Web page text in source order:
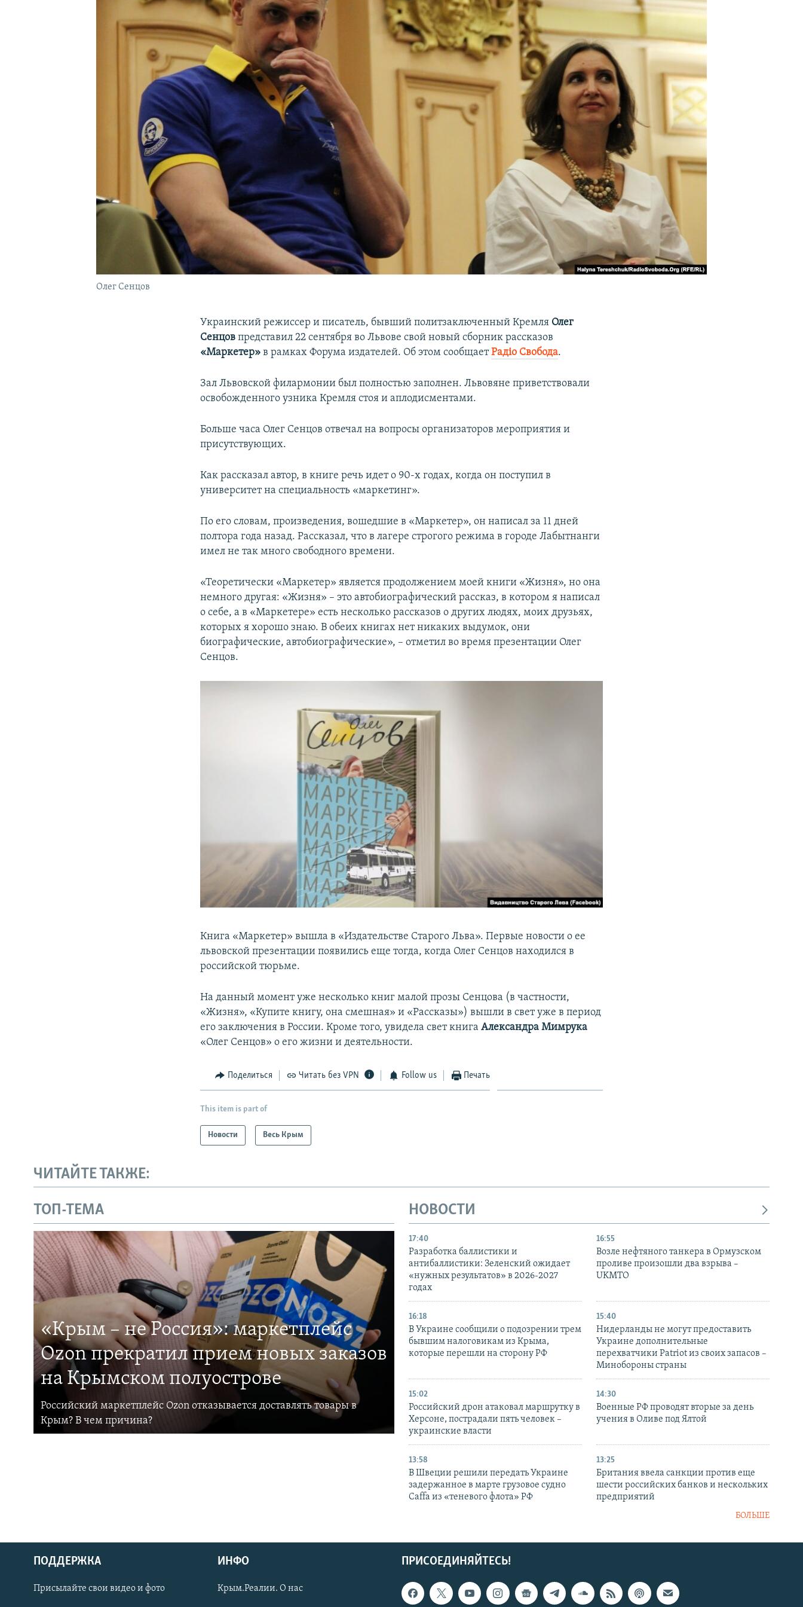
Українською
Олег Сенцов
Украинский режиссер и писатель, бывший политзаключенный Кремля Олег
Сенцов представил 22 сентября во Львове свой новый сборник рассказов
«Маркетер» в рамках Форума издателей. Об этом сообщаетРадіо Свобода.
Зал Львовской филармонии был полностью заполнен. Львовяне приветствовали
освобожденного узника Кремля стоя и аплодисментами.
Больше часа Олег Сенцов отвечал на вопросы организаторов мероприятия и
присутствующих.
Как рассказал автор, в книге речь идет о 90-х годах, когда он поступил в
университет на специальность «маркетинг».
По его словам, произведения, вошедшие в «Маркетер», он написал за 11 дней
полтора года назад. Рассказал, что в лагере строгого режима в городе Лабытнанги
имел не так много свободного времени.
«Теоретически «Маркетер» является продолжением моей книги «Жизня», но она
немного другая: «Жизня» – это автобиографический рассказ, в котором я написал
о себе, а в «Маркетере» есть несколько рассказов о других людях, моих друзьях,
которых я хорошо знаю. В обеих книгах нет никаких выдумок, они
биографические, автобиографические», – отметил во время презентации Олег
Сенцов.
Книга «Маркетер» вышла в «Издательстве Cтарого Льва». Первые новости о ее
львовской презентации появились еще тогда, когда Олег Сенцов находился в
российской тюрьме.
На данный момент уже несколько книг малой прозы Сенцова (в частности,
«Жизня», «Купите книгу, она смешная» и «Рассказы») вышли в свет уже в период
его заключения в России. Кроме того, увидела свет книгаАлександра Мимрука
«Олег Сенцов» о его жизни и деятельности.
Поделиться Читать без VPN Follow us Печать
This item is part of
Новости Весь Крым
ЧИТАЙТЕ ТАКЖЕ:
ТОП-ТЕМА
«Крым – не Россия»: маркетплейс
Ozon прекратил прием новых заказов
на Крымском полуострове
Российский маркетплейс Ozon отказывается доставлять товары в
Крым? В чем причина?
НОВОСТИ
17:40
Разработка баллистики и
антибаллистики: Зеленский ожидает
«нужных результатов» в 2026-2027
годах
16:55
Возле нефтяного танкера в Ормузском
проливе произошли два взрыва –
UKMTO
16:18
В Украине сообщили о подозрении трем
бывшим налоговикам из Крыма,
которые перешли на сторону РФ
15:40
Нидерланды не могут предоставить
Украине дополнительные
перехватчики Patriot из своих запасов –
Минобороны страны
15:02
Российский дрон атаковал маршрутку в
Херсоне, пострадали пять человек –
украинские власти
14:30
Военные РФ проводят вторые за день
учения в Оливе под Ялтой
13:58
В Швеции решили передать Украине
задержанное в марте грузовое судно
Caffa из «теневого флота» РФ
13:25
Британия ввела санкции против еще
шести российских банков и нескольких
предприятий
БОЛЬШЕ
ПРИСОЕДИНЯЙТЕСЬ!
ПОДДЕРЖКА
Присылайте свои видео и фото
ИНФО
Крым.Реалии. О нас